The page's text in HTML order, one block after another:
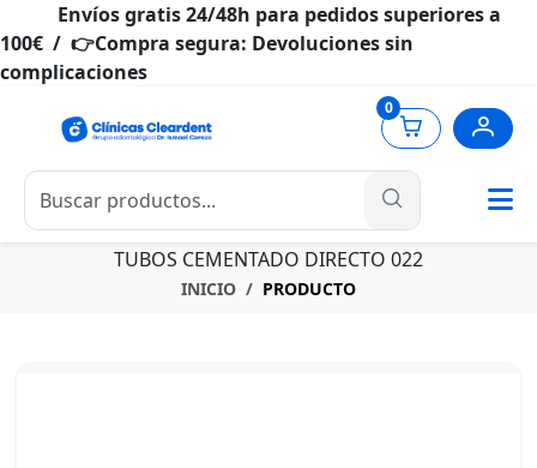
Envíos gratis 24/48h para pedidos superiores a
100€ / 👉Compra segura: Devoluciones sin
complicaciones
0
TUBOS CEMENTADO DIRECTO 022
INICIO PRODUCTO